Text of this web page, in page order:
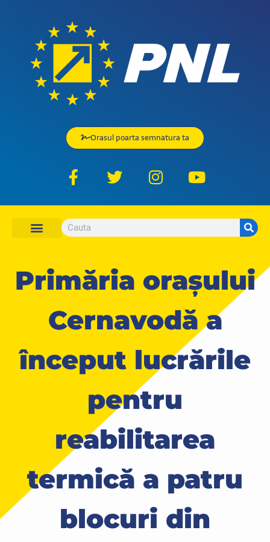
Orasul poarta semnatura ta
Primăria orașului
Cernavodă a
început lucrările
pentru
reabilitarea
termică a patru
blocuri din